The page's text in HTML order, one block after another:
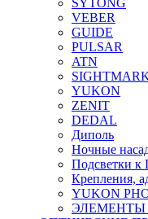
VEBER
GUIDE
PULSAR
ATN
YUKON
ZENIT
DEDAL
Диполь
Ночные
Подсветки
Крепления,
YUKON